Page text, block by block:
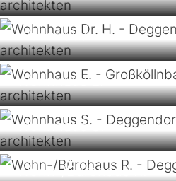
Wohnhaus Dr. H.
Wohnhaus E.
Wohnhaus S.
Wohn-/Bürohaus R.